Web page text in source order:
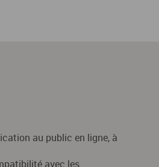
au public en ligne, à
avec les